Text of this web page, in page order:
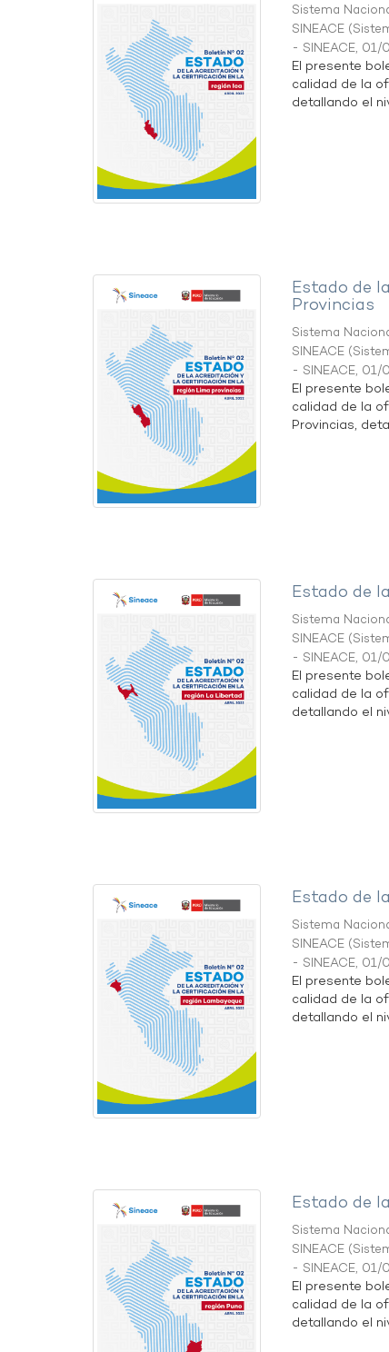
Sistema
SINEACE (
- SINEACE, 01/
El presente
calidad de la
detallando el
Estado de
Provincias
Sistema
SINEACE (
- SINEACE, 01/
El presente
calidad de la
Provincias,
Estado de
Sistema
SINEACE (
- SINEACE, 01/
El presente
calidad de la
detallando el
Estado de
Sistema
SINEACE (
- SINEACE, 01/
El presente
calidad de la
detallando el
Estado de
Sistema
SINEACE (
- SINEACE, 01/
El presente
calidad de la
detallando el